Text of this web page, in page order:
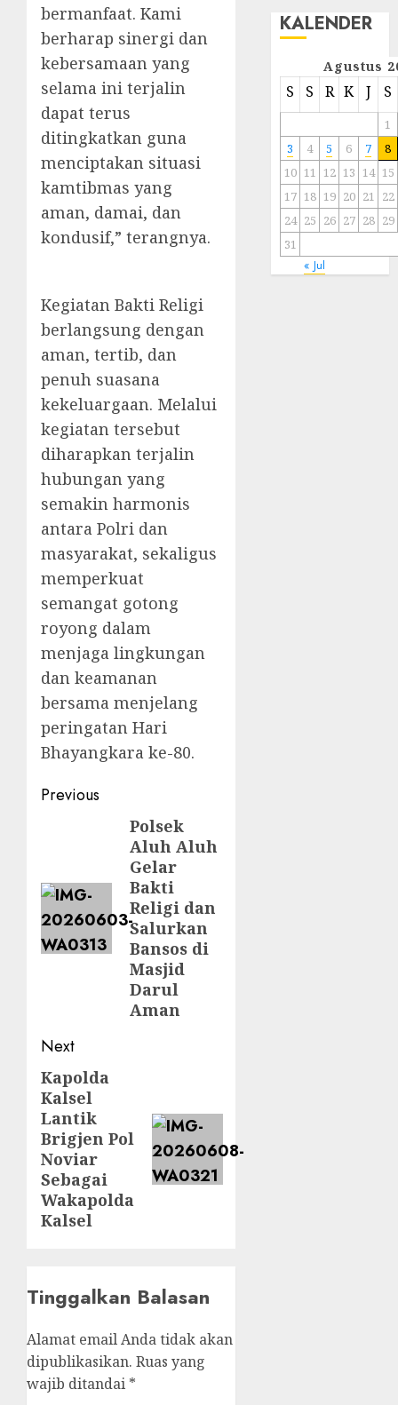
bermanfaat. Kami
berharap sinergi dan
kebersamaan yang
selama ini terjalin
dapat terus
ditingkatkan guna
menciptakan situasi
kamtibmas yang
aman, damai, dan
kondusif,” terangnya.
Kegiatan Bakti Religi
berlangsung dengan
aman, tertib, dan
penuh suasana
kekeluargaan. Melalui
kegiatan tersebut
diharapkan terjalin
hubungan yang
semakin harmonis
antara Polri dan
masyarakat, sekaligus
memperkuat
semangat gotong
royong dalam
menjaga lingkungan
dan keamanan
bersama menjelang
peringatan Hari
Bhayangkara ke-80.
Previous
Polsek
Aluh Aluh
Gelar
Bakti
Religi dan
Salurkan
Bansos di
Masjid
Darul
Aman
Next
Kapolda
Kalsel
Lantik
Brigjen Pol
Noviar
Sebagai
Wakapolda
Kalsel
Tinggalkan Balasan
Alamat email Anda tidak akan
dipublikasikan. Ruas yang
wajib ditandai *
KALENDER
Agustus
S S R K J S
1
3
4 5 6 7
8
10 11 12 13 14 15
17 18 19 20 21 22
24 25 26 27 28 29
31
« Jul